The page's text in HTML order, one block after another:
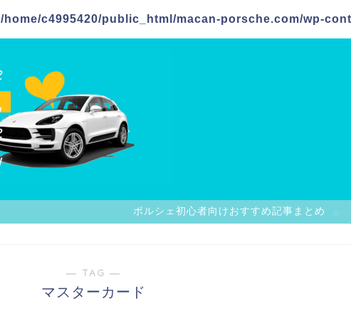
/home/c4995420/public_html/macan-porsche.com/wp-
ポルシェ初心者向けおすすめ記事まとめ
― TAG ―
マスターカード